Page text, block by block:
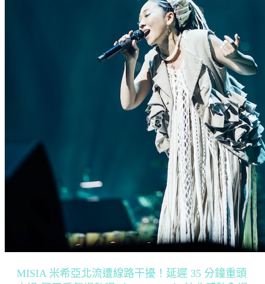
MISIA 米希亞北流遭線路干擾！延遲 35 分鐘重頭